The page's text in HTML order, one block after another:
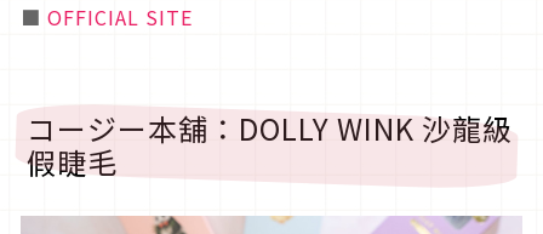
■ OFFICIAL SITE
コージー本舖：DOLLY WINK 沙龍級
假睫毛